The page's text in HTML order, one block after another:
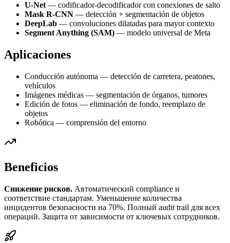
U-Net— codificador-decodificador con conexiones de salto
Mask R-CNN — detección + segmentación de objetos
DeepLab — convoluciones dilatadas para mayor contexto
Segment Anything (SAM) — modelo universal de Meta
Aplicaciones
Conducción autónoma — detección de carretera, peatones,
vehículos
Imágenes médicas — segmentación de órganos, tumores
Edición de fotos — eliminación de fondo, reemplazo de
objetos
Robótica — comprensión del entorno
Beneficios
Снижение рисков. Автоматический compliance и
соответствие стандартам. Уменьшение количества
инцидентов безопасности на 70%. Полный audit trail для всех
операций. Защита от зависимости от ключевых сотрудников.